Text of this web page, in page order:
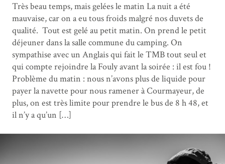
Très beau temps, mais gelées le matin La nuit a été
mauvaise, car on a eu tous froids malgré nos duvets de
qualité. Tout est gelé au petit matin. On prend le petit
déjeuner dans la salle commune du camping. On
sympathise avec un Anglais qui fait le TMB tout seul et
qui compte rejoindre la Fouly avant la soirée : il est fou !
Problème du matin : nous n’avons plus de liquide pour
payer la navette pour nous ramener à Courmayeur, de
plus, on est très limite pour prendre le bus de 8 h 48, et
il n’y a qu’un […]